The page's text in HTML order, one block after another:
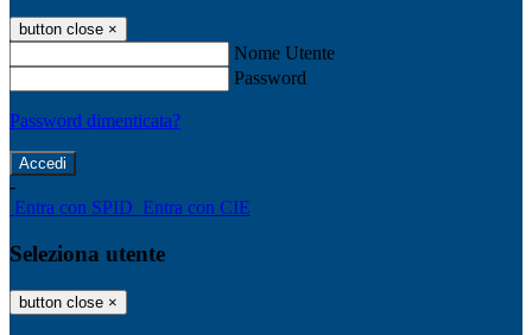
button close ×
Nome Utente
Password
Password dimenticata?
-
Entra con SPID Entra con CIE
Seleziona utente
button close ×